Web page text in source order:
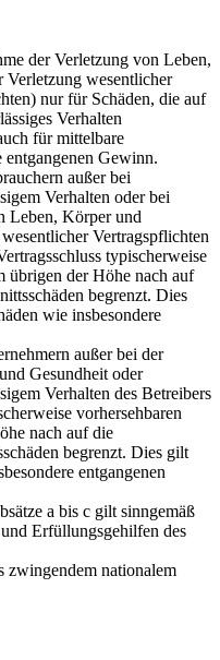
der Verletzung von Leben,
Verletzung wesentlicher
nur für Schäden, die auf
Verhalten
für mittelbare
entgangenen Gewinn.
außer bei
Verhalten oder bei
Leben, Körper und
Vertragspflichten
typischerweise
übrigen der Höhe nach auf
begrenzt. Dies
wie insbesondere
außer bei der
Gesundheit oder
Verhalten des Betreibers
vorhersehbaren
nach auf die
begrenzt. Dies gilt
entgangenen
a bis c gilt sinngemäß
Erfüllungsgehilfen des
zwingendem nationalem